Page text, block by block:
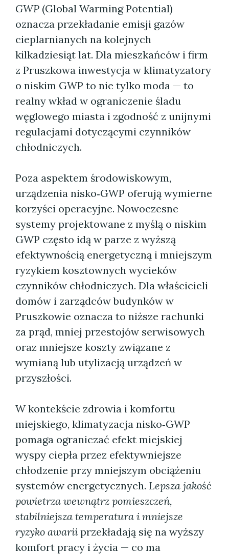
GWP (Global Warming Potential)
oznacza przekładanie emisji gazów
cieplarnianych na kolejnych
kilkadziesiąt lat. Dla mieszkańców i firm
z Pruszkowa inwestycja w klimatyzatory
o niskim GWP to nie tylko moda — to
realny wkład w ograniczenie śladu
węglowego miasta i zgodność z unijnymi
regulacjami dotyczącymi czynników
chłodniczych.
Poza aspektem środowiskowym,
urządzenia nisko‑GWP oferują wymierne
korzyści operacyjne. Nowoczesne
systemy projektowane z myślą o niskim
GWP często idą w parze z wyższą
efektywnością energetyczną i mniejszym
ryzykiem kosztownych wycieków
czynników chłodniczych. Dla właścicieli
domów i zarządców budynków w
Pruszkowie oznacza to niższe rachunki
za prąd, mniej przestojów serwisowych
oraz mniejsze koszty związane z
wymianą lub utylizacją urządzeń w
przyszłości.
W kontekście zdrowia i komfortu
miejskiego, klimatyzacja nisko‑GWP
pomaga ograniczać efekt miejskiej
wyspy ciepła przez efektywniejsze
chłodzenie przy mniejszym obciążeniu
systemów energetycznych. Lepsza jakość
powietrza wewnątrz pomieszczeń,
stabilniejsza temperatura i mniejsze
ryzyko awarii przekładają się na wyższy
komfort pracy i życia — co ma